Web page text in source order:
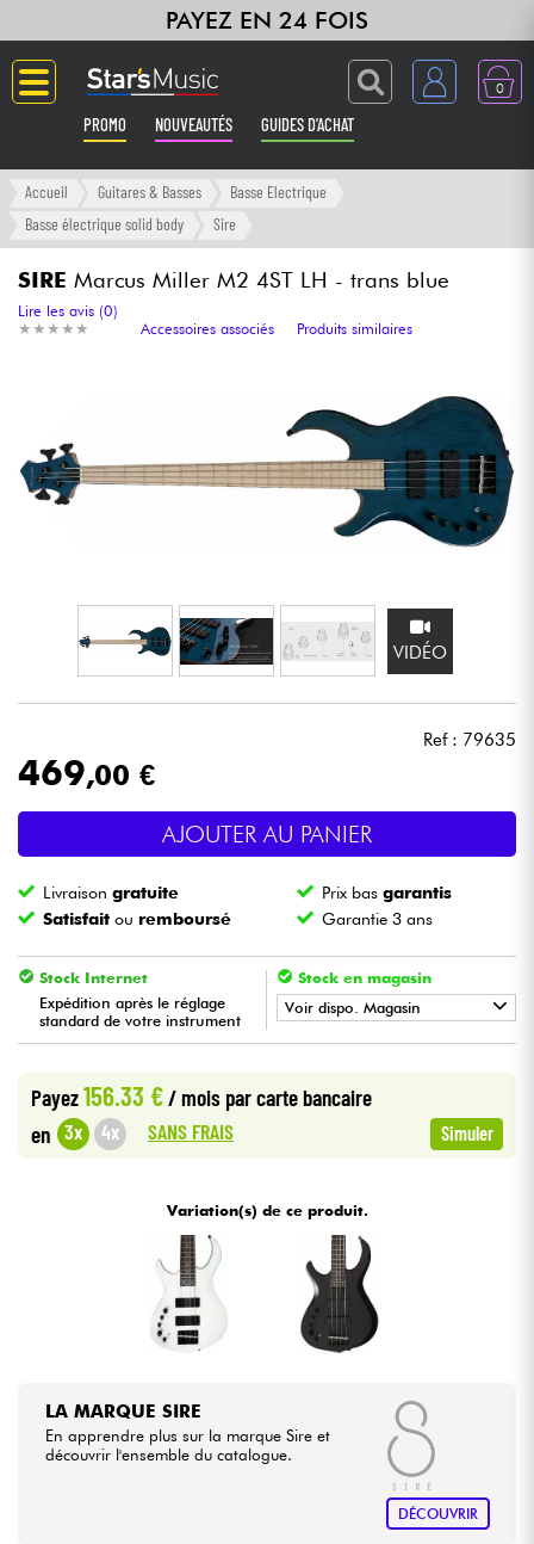
PAYEZ EN 24 FOIS
0
PROMO NOUVEAUTÉS GUIDES D'ACHAT
Langue
Amplis & Effets
Micros & HF
Eclairage
Violons & Quatuor
Câbles & Access.
Voir nos marques
Accueil Guitares & Basses
Basse Electrique
Basse électrique solid body
Sire
SIRE Marcus Miller M2 4ST LH - trans blue
★ ★ ★ ★ ★
★ ★ ★ ★ ★
Lire les avis (0)
Accessoires associés
Produits similaires
VIDÉO
Ref : 79635
469,00 €
AJOUTER AU PANIER
Livraisongratuite Prix basgarantis
Satisfait ou remboursé Garantie 3 ans
Stock Internet
Expédition après le réglage
standard de votre instrument
Stock en magasin
Voir dispo. Magasin
•
Payez156.33 €/ mois par carte bancaire
en 3x 4x SANS FRAIS Simuler
Variation(s) de ce produit.
LA MARQUE SIRE
En apprendre plus sur la marque Sire et
découvrir l'ensemble du catalogue.
DÉCOUVRIR